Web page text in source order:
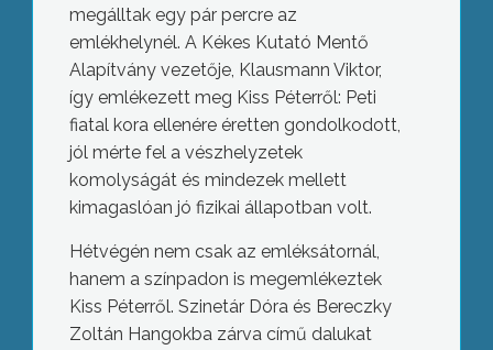
megálltak egy pár percre az
emlékhelynél. A Kékes Kutató Mentő
Alapítvány vezetője, Klausmann Viktor,
így emlékezett meg Kiss Péterről: Peti
fiatal kora ellenére éretten gondolkodott,
jól mérte fel a vészhelyzetek
komolyságát és mindezek mellett
kimagaslóan jó fizikai állapotban volt.
Hétvégén nem csak az emléksátornál,
hanem a színpadon is megemlékeztek
Kiss Péterről. Szinetár Dóra és Bereczky
Zoltán Hangokba zárva című dalukat